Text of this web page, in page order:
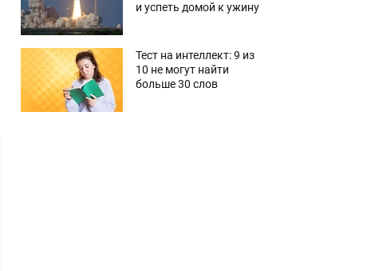
и успеть домой к ужину
Тест на интеллект: 9 из
10 не могут найти
больше 30 слов